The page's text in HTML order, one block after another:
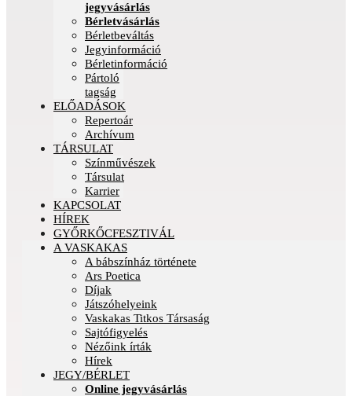
jegyvásárlás
Bérletvásárlás
Bérletbeváltás
Jegyinformáció
Bérletinformáció
Pártoló
tagság
ELŐADÁSOK
Repertoár
Archívum
TÁRSULAT
Színművészek
Társulat
Karrier
KAPCSOLAT
HÍREK
GYŐRKŐCFESZTIVÁL
A VASKAKAS
A bábszínház története
Ars Poetica
Díjak
Játszóhelyeink
Vaskakas Titkos Társaság
Sajtófigyelés
Nézőink írták
Hírek
JEGY/BÉRLET
Online jegyvásárlás